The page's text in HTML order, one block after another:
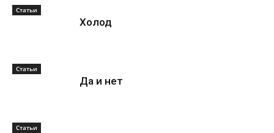
Статьи
Холод
Статьи
Да и нет
Статьи